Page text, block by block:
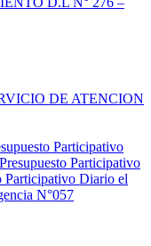
DE ATENCION
Participativo
Participativo
Participativo Diario el
N°057